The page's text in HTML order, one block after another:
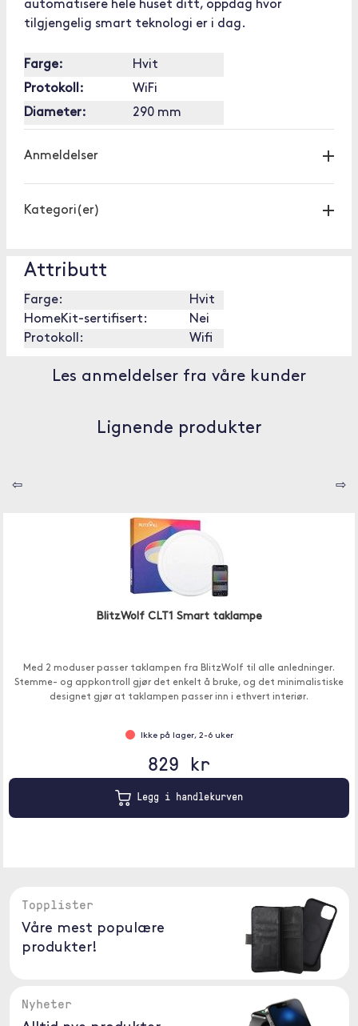
automatisere hele huset ditt, oppdag hvor
tilgjengelig smart teknologi er i dag.
Farge:
Hvit
Protokoll:
WiFi
Diameter:
290 mm
Anmeldelser
Kategori(er)
Attributt
Farge:
Hvit
HomeKit-sertifisert:
Nei
Protokoll:
Wifi
Les anmeldelser fra våre kunder
Lignende produkter
⇦ ⇨
BlitzWolf CLT1 Smart taklampe
Med 2 moduser passer taklampen fra BlitzWolf til alle anledninger.
Stemme- og appkontroll gjør det enkelt å bruke, og det minimalistiske
designet gjør at taklampen passer inn i ethvert interiør.
Ikke på lager, 2-6 uker
829 kr
Legg i handlekurven
Topplister
Våre mest populære
produkter!
Nyheter